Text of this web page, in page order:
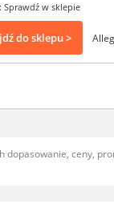
Sprawdź w sklepie
do sklepu >
ceny,